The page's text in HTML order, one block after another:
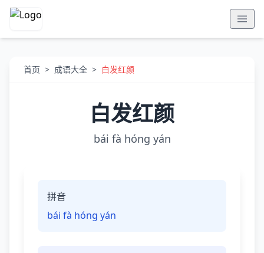
首页 > 成语大全 > 白发红颜
白发红颜
bái fà hóng yán
拼音
bái fà hóng yán